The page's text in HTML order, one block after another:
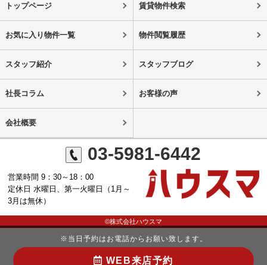
トップページ 賃貸物件検索
お気に入り物件一覧 物件閲覧履歴
スタッフ紹介 スタッフブログ
社長コラム お客様の声
会社概要
03-5981-6442
営業時間 9：30～18：00
定休日 水曜日、第一火曜日（1月～
3月は無休）
©株式会社ハウスマ
※当日予約はお電話からお願い致します。
WEB来店予約